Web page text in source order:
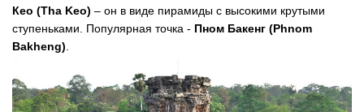
Кео (Tha Keo) – он в виде пирамиды с высокими крутыми
ступеньками. Популярная точка - Пном Бакенг (Phnom
Bakheng)